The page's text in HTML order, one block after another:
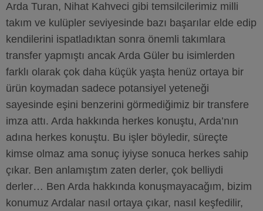
Arda Turan, Nihat Kahveci gibi temsilcilerimiz milli
takım ve kulüpler seviyesinde bazı başarılar elde edip
kendilerini ispatladıktan sonra önemli takımlara
transfer yapmıştı ancak Arda Güler bu isimlerden
farklı olarak çok daha küçük yaşta henüz ortaya bir
ürün koymadan sadece potansiyel yeteneği
sayesinde eşini benzerini görmediğimiz bir transfere
imza attı. Arda hakkında herkes konuştu, Arda’nın
adına herkes konuştu. Bu işler böyledir, süreçte
kimse olmaz ama sonuç iyiyse sonuca herkes sahip
çıkar. Ben anlamıştım zaten derler, çok belliydi
derler… Ben Arda hakkında konuşmayacağım, bizim
konumuz Ardalar nasıl ortaya çıkar, nasıl keşfedilir,